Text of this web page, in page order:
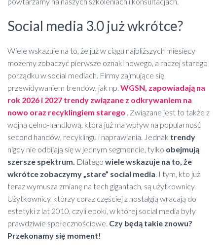
Social media 3.0 już wkrótce?
Wiele wskazuje na to, że już w ciągu najbliższych miesięcy
możemy zobaczyć pierwsze oznaki nowego, a raczej starego
porządku w social mediach. Firmy zajmujące się
przewidywaniem trendów, jak np. WGSN, zapowiadają na
rok 2026 i 2027 trendy związane z odkrywaniem na
nowo oraz recyklingiem starego . Związane jest to także z
wojną celno-handlową, która już ma wpływ na popularność
second handów, recyklingu i naprawiania. Jednak trendy
nigdy nie odbijają się w jednym segmencie, tylko obejmują
szersze spektrum. Dlatego wiele wskazuje na to, że
wkrótce zobaczymy „stare” social media. I tym, kto już
teraz wymusza zmianę na tech gigantach, są użytkownicy.
Użytkownicy, którzy coraz częściej z nostalgią wracają do
estetyki z lat 2010, czyli epoki, w której social media były
prawdziwie społecznościowe. Czy będą takie znowu?
Przekonamy się moment!